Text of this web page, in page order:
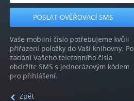
Vaše mobilní číslo potřebujeme kvůli
přiřazení položky do Vaší knihovny. Po
zadání Vašeho telefonního čísla
obdržíte SMS s jednorázovým kódem
pro přihlášení.
Zpět